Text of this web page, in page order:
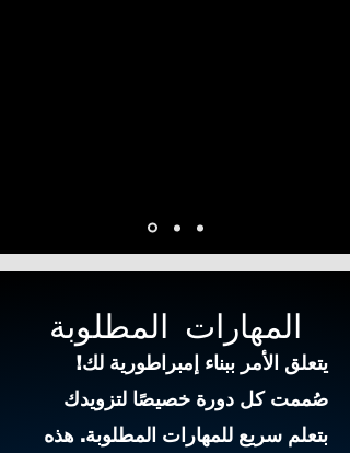
المهارات المطلوبة
يتعلق الأمر ببناء إمبراطورية لك!
صُممت كل دورة خصيصًا لتزويدك
بتعلم سريع للمهارات المطلوبة. هذه